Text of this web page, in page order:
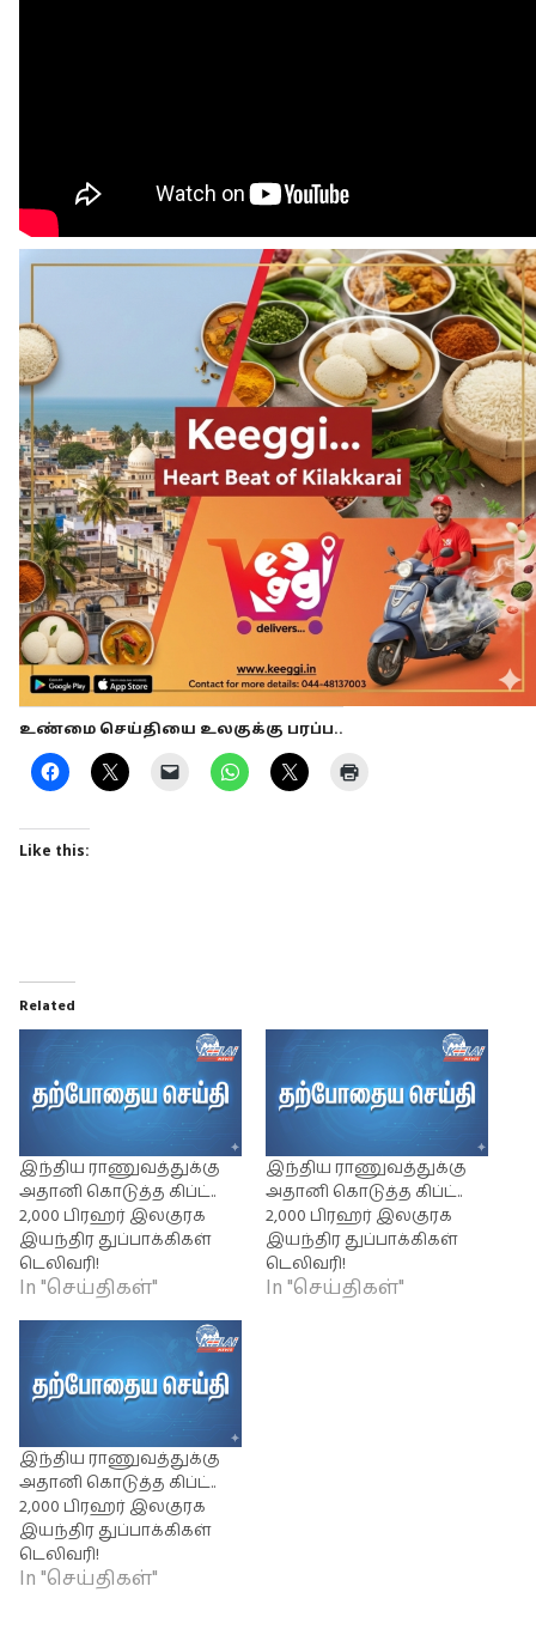
உண்மை செய்தியை உலகுக்கு பரப்ப..
Like this:
Related
இந்திய ராணுவத்துக்கு
அதானி கொடுத்த கிப்ட்..
2,000 பிரஹர் இலகுரக
இயந்திர துப்பாக்கிகள்
டெலிவரி!
In "செய்திகள்"
இந்திய ராணுவத்துக்கு
அதானி கொடுத்த கிப்ட்..
2,000 பிரஹர் இலகுரக
இயந்திர துப்பாக்கிகள்
டெலிவரி!
In "செய்திகள்"
இந்திய ராணுவத்துக்கு
அதானி கொடுத்த கிப்ட்..
2,000 பிரஹர் இலகுரக
இயந்திர துப்பாக்கிகள்
டெலிவரி!
In "செய்திகள்"